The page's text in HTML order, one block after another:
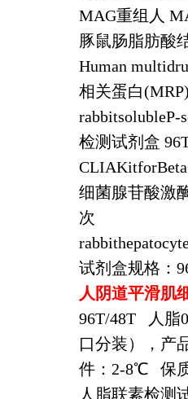
MAG重组人
豚鼠肠脂肪酸
Human
相关蛋白
检测试剂盒
细菌腺苷酸激
次
试剂盒规格：
人阴道平滑肌
96T/48T
人脂0
口分装），产
件： 2-8℃
保
人脂联素检测